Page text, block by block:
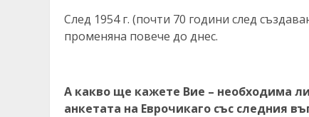
След 1954 г. (почти 70 години след
променяна повече до днес.
А какво ще кажете Вие – необходима
анкетата на Еврочикаго със следния